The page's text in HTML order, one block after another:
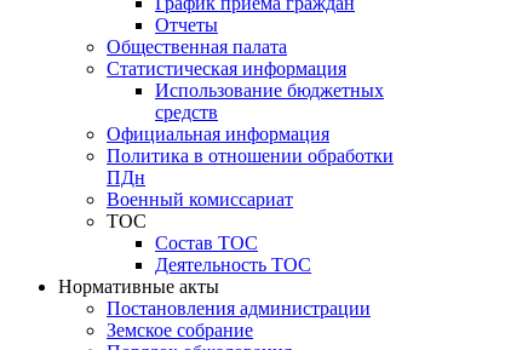
Отчеты
Общественная палата
Статистическая информация
Использование бюджетных
средств
Официальная информация
Политика в отношении обработки
ПДн
Военный комиссариат
ТОС
Состав ТОС
Деятельность ТОС
Нормативные акты
Постановления администрации
Земское собрание